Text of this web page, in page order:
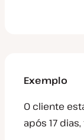
Exemplo
O cliente
após 17